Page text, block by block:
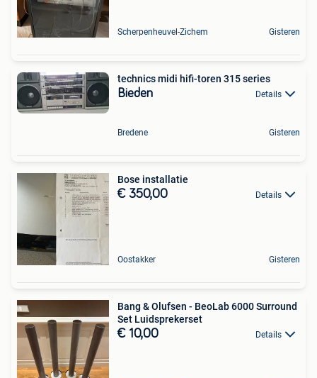
Scherpenheuvel-Zichem Gisteren
technics midi hifi-toren 315 series
Bieden Details
Bredene Gisteren
Bose installatie
€ 350,00 Details
Oostakker Gisteren
Bang & Olufsen - BeoLab 6000 Surround
Set Luidsprekerset
€ 10,00 Details